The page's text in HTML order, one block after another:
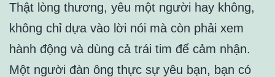
Thật lòng thương, yêu một người hay không,
không chỉ dựa vào lời nói mà còn phải xem
hành động và dùng cả trái tim để cảm nhận.
Một người đàn ông thực sự yêu bạn, bạn có